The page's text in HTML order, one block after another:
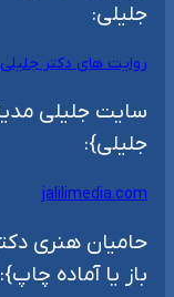
جلیلی:
روایت های دکتر جلیلی
سایت جلیلی
جلیلی}:
jalilimedia.com
حامیان هنری
باز یا آماده چاپ}: